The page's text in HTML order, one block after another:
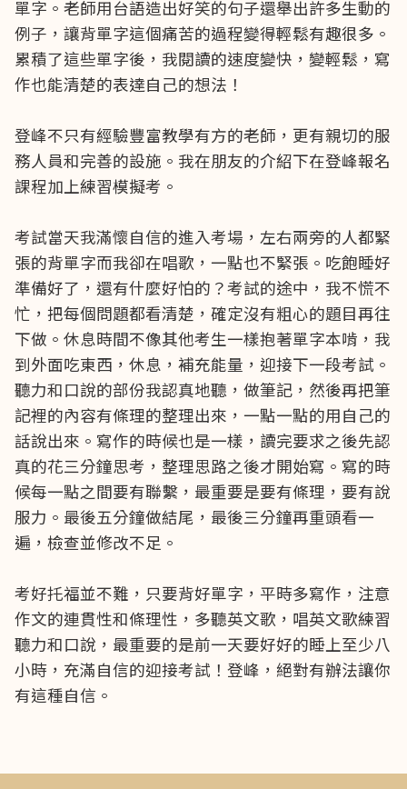
單字。老師用台語造出好笑的句子還舉出許多生動的
例子，讓背單字這個痛苦的過程變得輕鬆有趣很多。
累積了這些單字後，我閱讀的速度變快，變輕鬆，寫
作也能清楚的表達自己的想法！
登峰不只有經驗豐富教學有方的老師，更有親切的服
務人員和完善的設施。我在朋友的介紹下在登峰報名
課程加上練習模擬考。
考試當天我滿懷自信的進入考場，左右兩旁的人都緊
張的背單字而我卻在唱歌，一點也不緊張。吃飽睡好
準備好了，還有什麼好怕的？考試的途中，我不慌不
忙，把每個問題都看清楚，確定沒有粗心的題目再往
下做。休息時間不像其他考生一樣抱著單字本啃，我
到外面吃東西，休息，補充能量，迎接下一段考試。
聽力和口說的部份我認真地聽，做筆記，然後再把筆
記裡的內容有條理的整理出來，一點一點的用自己的
話說出來。寫作的時候也是一樣，讀完要求之後先認
真的花三分鐘思考，整理思路之後才開始寫。寫的時
候每一點之間要有聯繫，最重要是要有條理，要有說
服力。最後五分鐘做結尾，最後三分鐘再重頭看一
遍，檢查並修改不足。
考好托福並不難，只要背好單字，平時多寫作，注意
作文的連貫性和條理性，多聽英文歌，唱英文歌練習
聽力和口說，最重要的是前一天要好好的睡上至少八
小時，充滿自信的迎接考試！登峰，絕對有辦法讓你
有這種自信。